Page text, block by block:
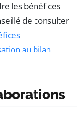
les bénéfices
de consulter
au bilan